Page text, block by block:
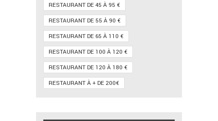
RESTAURANT DE 45 À 95 €
RESTAURANT DE 55 À 90 €
RESTAURANT DE 65 À 110 €
RESTAURANT DE 100 À 120 €
RESTAURANT DE 120 À 180 €
RESTAURANT À + DE 200€